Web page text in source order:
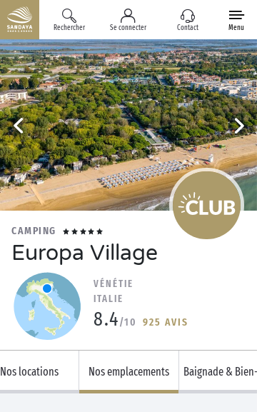
Rechercher Se connecter Contact Menu
CAMPING
Europa Village
VÉNÉTIE
ITALIE
8.4/10 925 AVIS
Nos locations Nos emplacements Baignade & Bien-